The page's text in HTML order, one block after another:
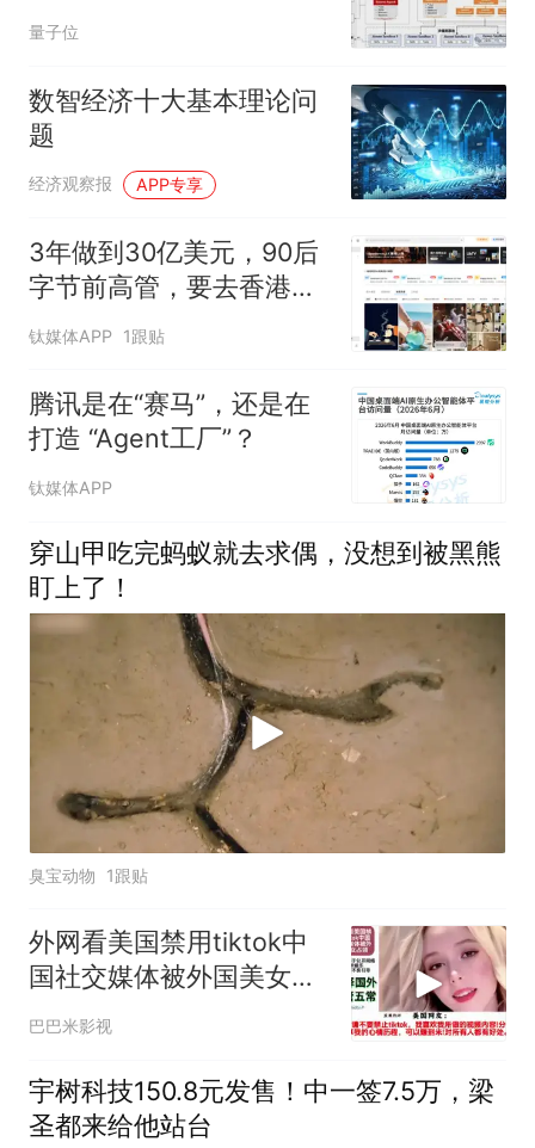
群架构，联合邮储成功落
量子位
数智经济十大基本理论问
题
经济观察报 APP专享
3年做到30亿美元，90后
字节前高管，要去香港敲
钛媒体APP 1跟贴
腾讯是在“赛马”，还是在
打造 “Agent工厂”？
钛媒体APP
穿山甲吃完蚂蚁就去求偶，没想到被黑熊
盯上了！
臭宝动物 1跟贴
外网看美国禁用tiktok中
国社交媒体被外国美女占
领
巴巴米影视
宇树科技150.8元发售！中一签7.5万，梁
圣都来给他站台